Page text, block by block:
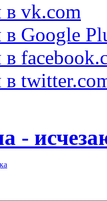
в vk.com
в Google
в
в
-